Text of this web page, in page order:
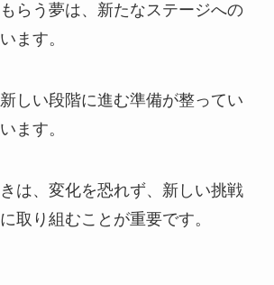
らう夢は、新たなステージへの
ます。
しい段階に進む準備が整ってい
ます。
は、変化を恐れず、新しい挑戦
取り組むことが重要です。